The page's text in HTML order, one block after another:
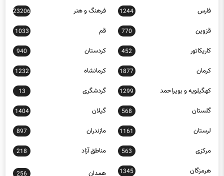
عکس 329 علمی و فناوری 7632
فارس 1244 فرهنگ و هنر 23206
قزوین 770 قم 1033
کاریکاتور 452 کردستان 940
کرمان 1877 کرمانشاه 1232
کهگیلویه و بویراحمد 1299 گردشگری 13
گلستان 568 گیلان 1404
لرستان 1161 مازندران 897
مرکزی 563
218